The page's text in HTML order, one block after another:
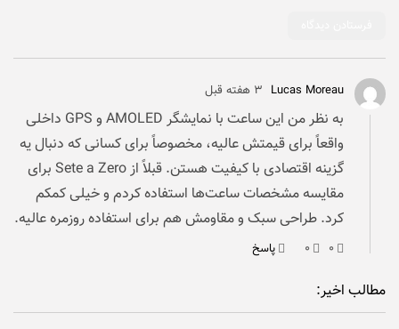
Lucas Moreau ۳ هفته قبل
به نظر من این ساعت با نمایشگر AMOLED و GPS داخلی
واقعاً برای قیمتش عالیه، مخصوصاً برای کسانی که دنبال یه
گزینه اقتصادی با کیفیت هستن. قبلاً از Sete a Zero برای
مقایسه مشخصات ساعت‌ها استفاده کردم و خیلی کمکم
کرد. طراحی سبک و مقاومش هم برای استفاده روزمره عالیه.
۰ ۰ پاسخ
مطالب اخیر: